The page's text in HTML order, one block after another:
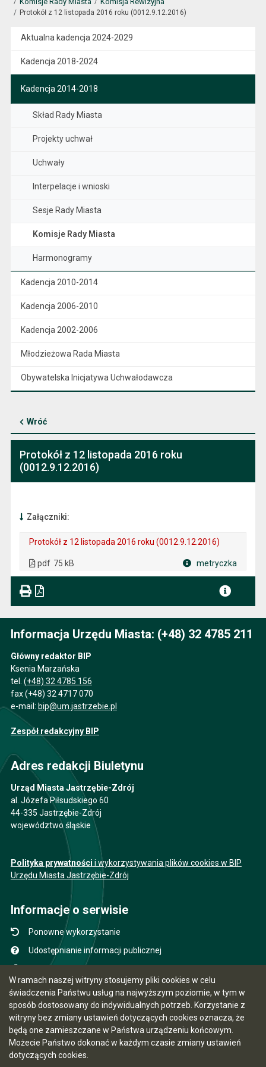
W ramach naszej witryny stosujemy pliki cookies w celu
świadczenia Państwu usług na najwyższym poziomie, w tym w
sposób dostosowany do indywidualnych potrzeb. Korzystanie z
witryny bez zmiany ustawień dotyczących cookies oznacza, że
będą one zamieszczane w Państwa urządzeniu końcowym.
Możecie Państwo dokonać w każdym czasie zmiany ustawień
dotyczących cookies.
Protokół z 12 listopada 2016 roku (0012.9.12.2016)
Aktualna kadencja 2024-2029
Kadencja 2018-2024
Kadencja 2014-2018
Skład Rady Miasta
Projekty uchwał
Uchwały
Interpelacje i wnioski
Sesje Rady Miasta
Komisje Rady Miasta
Harmonogramy
Kadencja 2010-2014
Kadencja 2006-2010
Kadencja 2002-2006
Młodzieżowa Rada Miasta
Obywatelska Inicjatywa Uchwałodawcza
Wróć
Protokół z 12 listopada 2016 roku
(0012.9.12.2016)
Załączniki:
Protokół z 12 listopada 2016 roku (0012.9.12.2016)
pdf 75 kB metryczka
Informacja Urzędu Miasta: (+48) 32 4785 211
Główny redaktor BIP
Ksenia Marzańska
tel. (+48) 32 4785 156
fax (+48) 32 4717 070
e-mail: bip@um.jastrzebie.pl
Zespół redakcyjny BIP
Adres redakcji Biuletynu
Urząd Miasta Jastrzębie-Zdrój
al. Józefa Piłsudskiego 60
44-335 Jastrzębie-Zdrój
województwo śląskie
Polityka prywatności i wykorzystywania plików cookies w BIP
Urzędu Miasta Jastrzębie-Zdrój
Informacje o serwisie
Ponowne wykorzystanie
Udostępnianie informacji publicznej
Instrukcja obsługi
Statystyki oglądalności
Ostatnio dodane
Ostatnia aktualizacja BIP: 07.08.2026 12:31